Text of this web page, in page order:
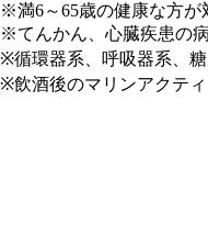
※満6～65歳の健康な方が
※てんかん、心臓疾患の
※循環器系、呼吸器系、
※飲酒後のマリンアクテ